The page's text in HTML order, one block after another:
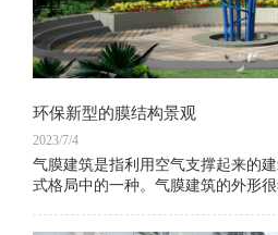
环保新型的膜结构景观
2023/7/4
气膜建筑是指利用空气支撑起来的
式格局中的一种。气膜建筑的外形